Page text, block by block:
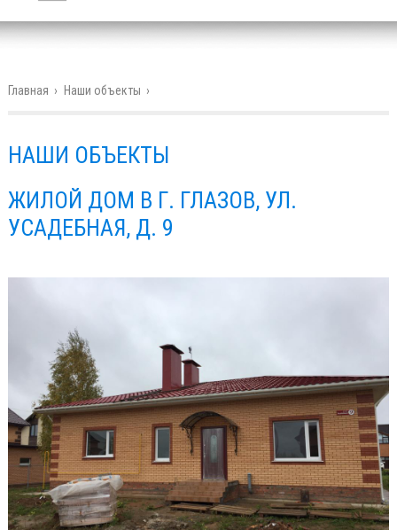
Главная › Наши объекты ›
НАШИ ОБЪЕКТЫ
ЖИЛОЙ ДОМ В Г. ГЛАЗОВ, УЛ.
УСАДЕБНАЯ, Д. 9